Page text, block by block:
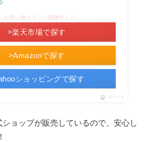
>Amazonで探す
＼お買い物マラソン開催中！／
>楽天市場で探す
ショッピングで探す
ポチップ
ョップが販売しているので、安心し